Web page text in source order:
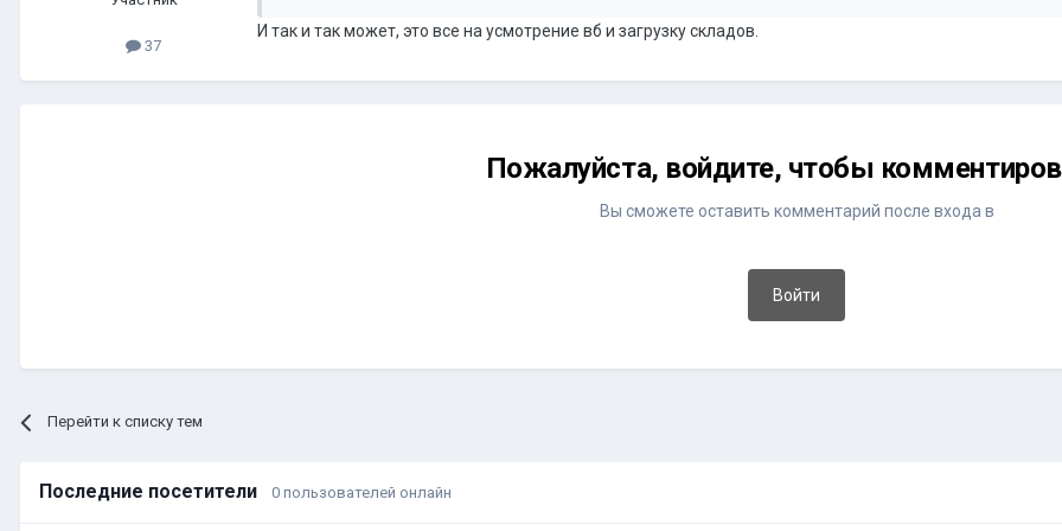
37
И так и так может, это все на усмотрение вб и загрузку складов.
Пожалуйста, войдите, чтобы
Вы сможете оставить комментарий после входа в
Войти
Перейти к списку тем
Последние посетители 0 пользователей онлайн